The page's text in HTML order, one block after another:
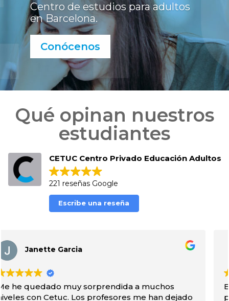
Centro de estudios para adultos
en Barcelona.
Conócenos
Qué opinan nuestros
estudiantes
CETUC Centro Privado Educación Adultos
221 reseñas Google
Escribe una reseña
Sara Dc
Experiencia muy positiva, me prepararon para la
prueba d acceso a grado superior y no podía